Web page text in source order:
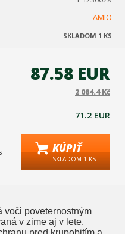
AMIO
SKLADOM 1 KS
87.58 EUR
2 084.4 Kč
71.2 EUR
KÚPIŤ
SKLADOM 1 KS
voči poveternostným
v zime aj v lete.